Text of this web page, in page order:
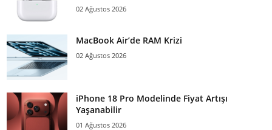
02 Ağustos 2026
MacBook Air’de RAM Krizi
02 Ağustos 2026
iPhone 18 Pro Modelinde Fiyat Artışı
Yaşanabilir
01 Ağustos 2026